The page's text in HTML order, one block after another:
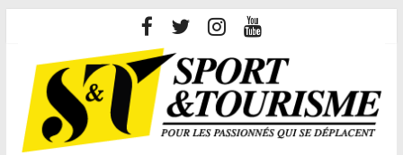
content